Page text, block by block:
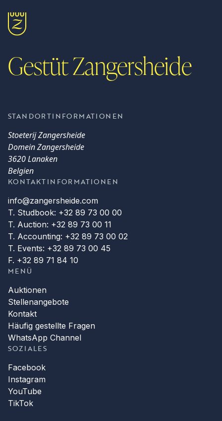
Gestüt Zangersheide
STANDORTINFORMATIONEN
Stoeterij Zangersheide
Domein Zangersheide
3620 Lanaken
Belgien
KONTAKTINFORMATIONEN
info@zangersheide.com
T. Studbook: +32 89 73 00 00
T. Auction: +32 89 73 00 11
T. Accounting: +32 89 73 00 02
T. Events: +32 89 73 00 45
F. +32 89 71 84 10
MENÜ
Auktionen
Stellenangebote
Kontakt
Häufig gestellte Fragen
WhatsApp Channel
SOZIALES
Facebook
Instagram
YouTube
TikTok